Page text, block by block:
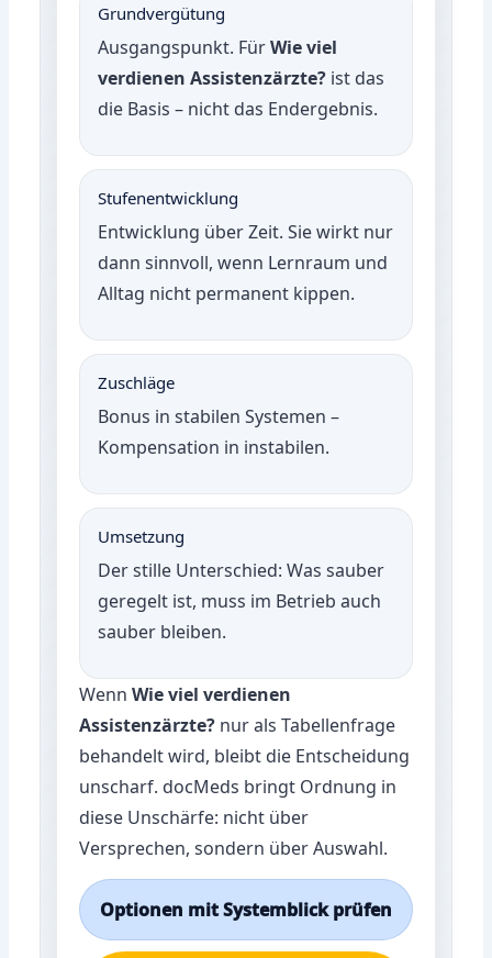
Grundvergütung
Ausgangspunkt. FürWie viel
verdienen Assistenzärzte? ist das
die Basis – nicht das Endergebnis.
Stufenentwicklung
Entwicklung über Zeit. Sie wirkt nur
dann sinnvoll, wenn Lernraum und
Alltag nicht permanent kippen.
Zuschläge
Bonus in stabilen Systemen –
Kompensation in instabilen.
Umsetzung
Der stille Unterschied: Was sauber
geregelt ist, muss im Betrieb auch
sauber bleiben.
WennWie viel verdienen
Assistenzärzte? nur als Tabellenfrage
behandelt wird, bleibt die Entscheidung
unscharf. docMeds bringt Ordnung in
diese Unschärfe: nicht über
Versprechen, sondern über Auswahl.
Optionen mit Systemblick prüfen